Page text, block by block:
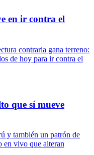
en ir contra el
contraria gana terreno:
de hoy para ir contra el
que sí mueve
y también un patrón de
en vivo que alteran